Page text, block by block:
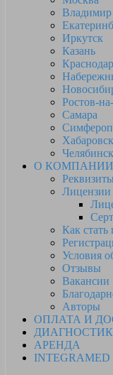
Владимир
Иркутск
Казань
Краснодар
Ростов-
Самара
Хабаровск
Челябинск
О КОМПАНИИ
Реквизиты
Лицензии
Как стать
Условия
Отзывы
Вакансии
Авторы
ОПЛАТА И
АРЕНДА
INTEGRAMED